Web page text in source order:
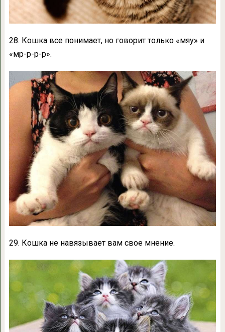
28. Кошка все понимает, но говорит только «мяу» и
«мр-р-р-р».
29. Кошка не навязывает вам свое мнение.